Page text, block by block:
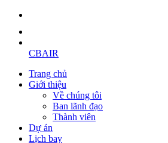
CBAIR
Trang chủ
Giới thiệu
Về chúng tôi
Ban lãnh đạo
Thành viên
Dự án
Lịch bay